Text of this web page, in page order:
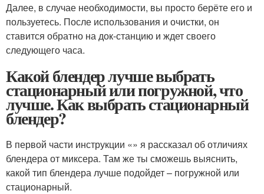
Далее, в случае необходимости, вы просто берёте его и
пользуетесь. После использования и очистки, он
ставится обратно на док-станцию и ждет своего
следующего часа.
Какой блендер лучше выбрать
стационарный или погружной, что
лучше. Как выбрать стационарный
блендер?
В первой части инструкции «» я рассказал об отличиях
блендера от миксера. Там же ты сможешь выяснить,
какой тип блендера лучше подойдет – погружной или
стационарный.